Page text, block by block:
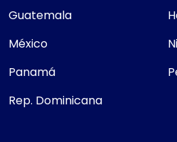
Guatemala
México
Panamá
Rep. Dominicana